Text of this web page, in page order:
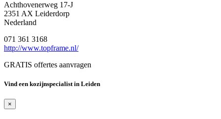
Achthovenerweg 17-J
2351 AX Leiderdorp
Nederland
071 361 3168
http://www.topframe.nl/
GRATIS offertes aanvragen
Vind een kozijnspecialist in Leiden
×